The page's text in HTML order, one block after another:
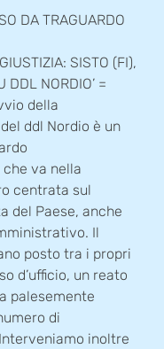
DA TRAGUARDO
SISTO (FI),
DDL NORDIO’ =
della
ddl Nordio è un
che va nella
centrata sul
del Paese, anche
Il
posto tra i propri
d’ufficio, un reato
palesemente
di
inoltre